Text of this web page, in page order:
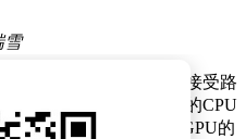
雪
首席执行官雷内·哈斯接受路
面禁止可用于人工智能的CPU
其难度远超对NVIDIA GPU的